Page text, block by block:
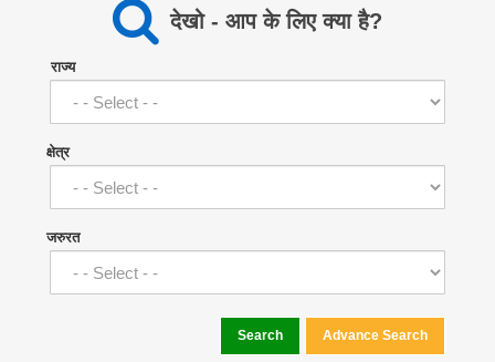
देखो - आप के लिए क्या है?
राज्य
क्षेत्र
जरुरत
Search Advance Search